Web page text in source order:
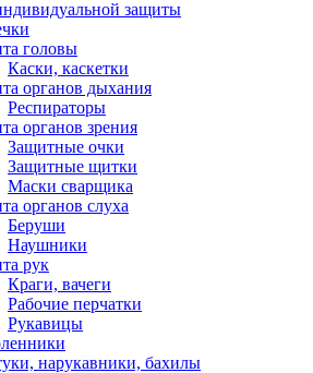
защиты
головы
Каски, каскетки
органов дыхания
Респираторы
органов зрения
Защитные очки
Защитные щитки
Маски сварщика
органов слуха
Беруши
Наушники
рук
Краги, вачеги
Рабочие перчатки
Рукавицы
нарукавники, бахилы